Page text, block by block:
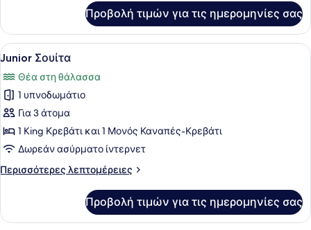
Δίκλινο
Δωμάτιο
(Double)
Προβολή τιμών για τις ημερομηνίες σας
Προβολή
όλων
των
φωτογραφιών
για
Junior
Σουίτα
Ένα υπνοδωμάτιο με ένα
21
Junior Σουίτα
Θέα στη θάλασσα
1 υπνοδωμάτιο
Για 3 άτομα
1 King Κρεβάτι και 1 Μονός Καναπές-Κρεβάτι
Δωρεάν ασύρματο ίντερνετ
Περισσότερες λεπτομέρειες
Περισσότερες
Σουίτα
Προβολή τιμών για τις ημερομηνίες σας